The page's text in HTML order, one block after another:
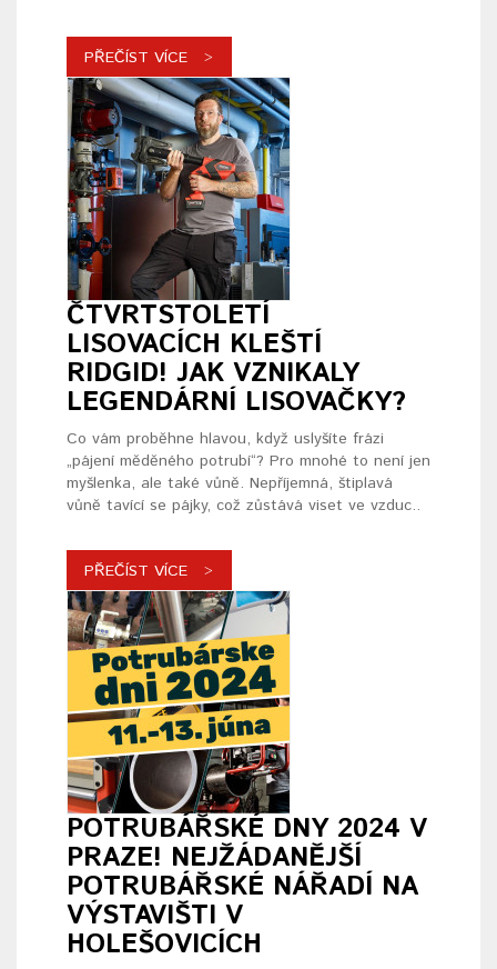
PŘEČÍST VÍCE
ČTVRTSTOLETÍ
LISOVACÍCH KLEŠTÍ
RIDGID! JAK VZNIKALY
LEGENDÁRNÍ LISOVAČKY?
Co vám proběhne hlavou, když uslyšíte frázi
„pájení měděného potrubí“? Pro mnohé to není jen
myšlenka, ale také vůně. Nepříjemná, štiplavá
vůně tavící se pájky, což zůstává viset ve vzduc..
PŘEČÍST VÍCE
POTRUBÁŘSKÉ DNY 2024 V
PRAZE! NEJŽÁDANĚJŠÍ
POTRUBÁŘSKÉ NÁŘADÍ NA
VÝSTAVIŠTI V
HOLEŠOVICÍCH